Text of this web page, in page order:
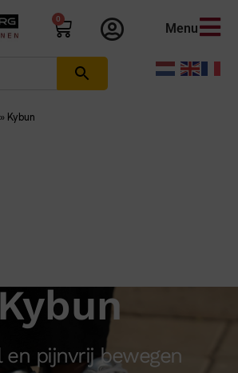
0
Menu
» Kybun
Kybun
en pijnvrij bewegen